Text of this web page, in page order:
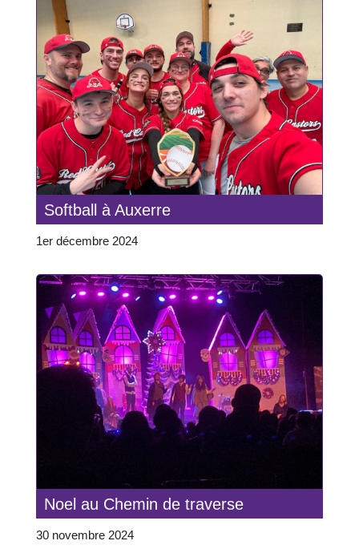
Softball à Auxerre
1er décembre 2024
Noel au Chemin de traverse
30 novembre 2024